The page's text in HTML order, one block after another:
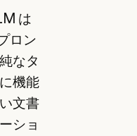
は
ロン
なタ
機能
文書
ショ